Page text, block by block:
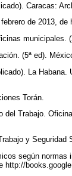
Caracas:
de 2013,
municipales.
(5ª ed).
La Habana.
Torán.
del Trabajo.
y Seguridad
según normas
http://